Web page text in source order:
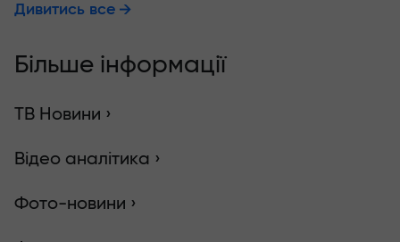
Дивитись все
Більше інформації
ТВ Новини ›
Відео аналітика ›
Фото-новини ›